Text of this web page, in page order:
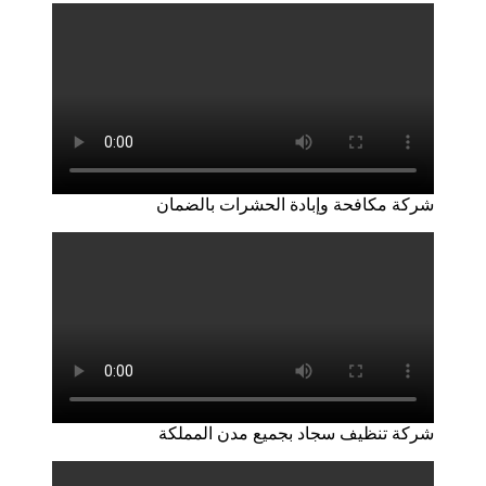
شركة مكافحة وإبادة الحشرات بالضمان
شركة تنظيف سجاد بجميع مدن المملكة